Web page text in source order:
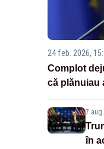
24 feb. 2026,
Complot
că plănuiau
7
în